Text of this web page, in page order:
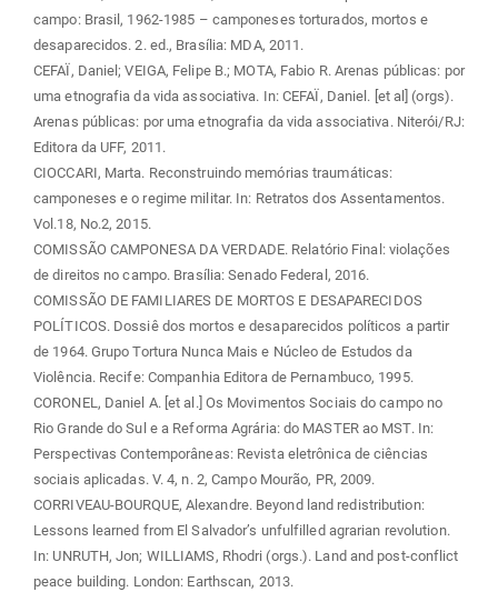
campo: Brasil, 1962-1985 – camponeses torturados, mortos e
desaparecidos. 2. ed., Brasília: MDA, 2011.
CEFAÏ, Daniel; VEIGA, Felipe B.; MOTA, Fabio R. Arenas públicas: por
uma etnografia da vida associativa. In: CEFAÏ, Daniel. [et al] (orgs).
Arenas públicas: por uma etnografia da vida associativa. Niterói/RJ:
Editora da UFF, 2011.
CIOCCARI, Marta. Reconstruindo memórias traumáticas:
camponeses e o regime militar. In: Retratos dos Assentamentos.
Vol.18, No.2, 2015.
COMISSÃO CAMPONESA DA VERDADE. Relatório Final: violações
de direitos no campo. Brasília: Senado Federal, 2016.
COMISSÃO DE FAMILIARES DE MORTOS E DESAPARECIDOS
POLÍTICOS. Dossiê dos mortos e desaparecidos políticos a partir
de 1964. Grupo Tortura Nunca Mais e Núcleo de Estudos da
Violência. Recife: Companhia Editora de Pernambuco, 1995.
CORONEL, Daniel A. [et al.] Os Movimentos Sociais do campo no
Rio Grande do Sul e a Reforma Agrária: do MASTER ao MST. In:
Perspectivas Contemporâneas: Revista eletrônica de ciências
sociais aplicadas. V. 4, n. 2, Campo Mourão, PR, 2009.
CORRIVEAU-BOURQUE, Alexandre. Beyond land redistribution:
Lessons learned from El Salvador’s unfulfilled agrarian revolution.
In: UNRUTH, Jon; WILLIAMS, Rhodri (orgs.). Land and post-conflict
peace building. London: Earthscan, 2013.